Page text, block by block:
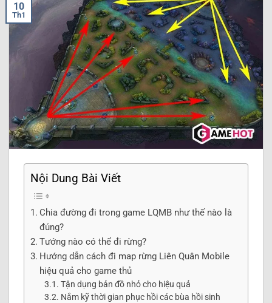
10
Th1
Nội Dung Bài Viết
Chia đường đi trong game LQMB như thế nào là
đúng?
Tướng nào có thể đi rừng?
Hướng dẫn cách đi map rừng Liên Quân Mobile
hiệu quả cho game thủ
Tận dụng bản đồ nhỏ cho hiệu quả
Nắm kỹ thời gian phục hồi các bùa hồi sinh